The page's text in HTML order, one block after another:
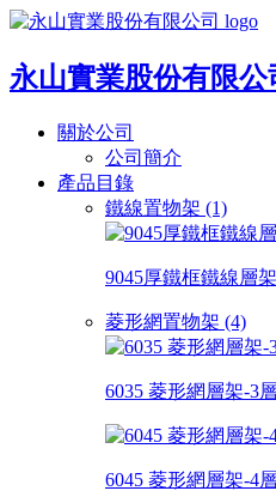
永山實業股份有限公
關於公司
公司簡介
產品目錄
鐵線置物架 (1)
9045厚鐵框鐵線層
菱形網置物架 (4)
6035 菱形網層架-3層
6045 菱形網層架-4層